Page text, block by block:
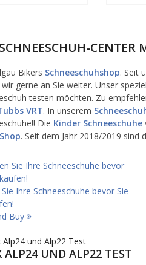
CENTER
Bikers Schneeschuhshop. Seit
gerne an Sie weiter. Unser
testen möchten. Zu
VRT. In unserem
Die Kinder Schneeschuhe
. Seit dem Jahr 2018/2019 sind
Ihre Schneeschuhe bevor Sie
Buy
ALP24 UND ALP22 TEST